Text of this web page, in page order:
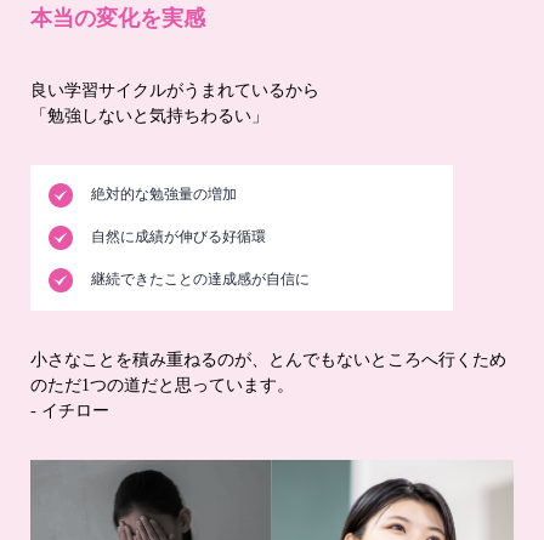
本当の変化を実感
良い学習サイクルがうまれているから
「勉強しないと気持ちわるい」
絶対的な勉強量の増加
自然に成績が伸びる好循環
継続できたことの達成感が自信に
小さなことを積み重ねるのが、とんでもないところへ行くため
のただ1つの道だと思っています。
- イチロー